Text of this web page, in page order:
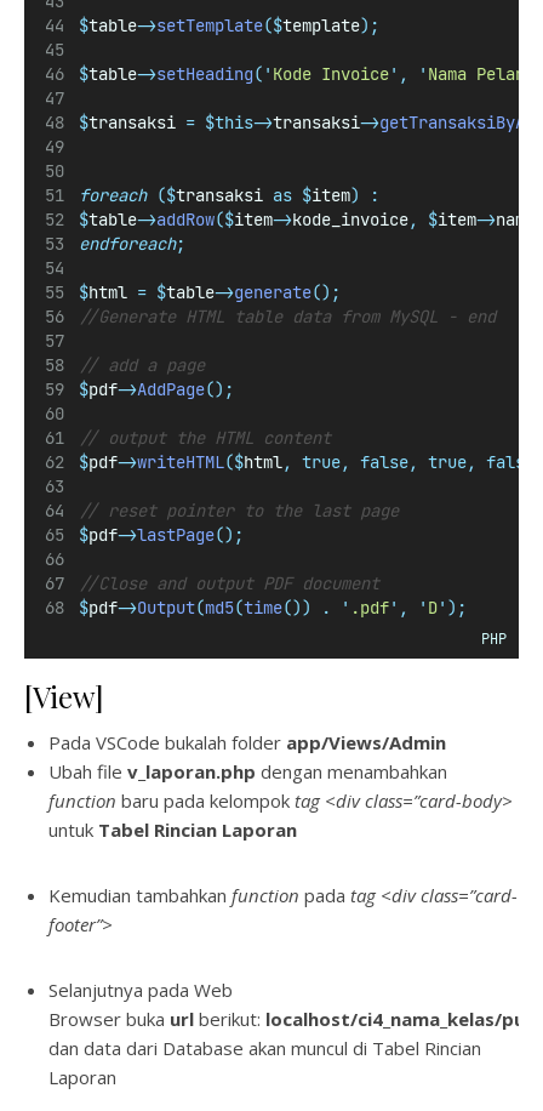
$table->setTemplate($template);
$table->setHeading( ' Kode Invoice' , ' Nama
$transaksi = $this->transaksi->
foreach ($transaksi as $item)
:
$table->addRow($item->kode_invoice, $item->
endforeach;
$html = $table->generate();
//Generate HTML table data from MySQL - end
// add a page
$pdf->AddPage();
// output the HTML content
$pdf->writeHTML($html, true, false, true, false,
// reset pointer to the last page
$pdf->lastPage();
//Close and output PDF document
$pdf->Output(md5(time()) . ' .pdf' , ' D' );
PHP
[View]
Pada VSCode bukalah folder app/Views/Admin
Ubah file v_laporan.php dengan menambahkan
function baru pada kelompok tag <div class=”card-body>
untuk Tabel Rincian Laporan
Kemudian tambahkan function pada tag <div class=”card-
footer”>
Selanjutnya pada Web
Browser buka url berikut: localhost/ci4_nama_kelas/
dan data dari Database akan muncul di Tabel Rincian
Laporan